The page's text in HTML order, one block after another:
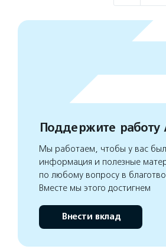
Поддержите работу
Мы работаем, чтобы у вас
информация и полезные
по любому вопросу в
Вместе мы этого достигнем
Внести вклад